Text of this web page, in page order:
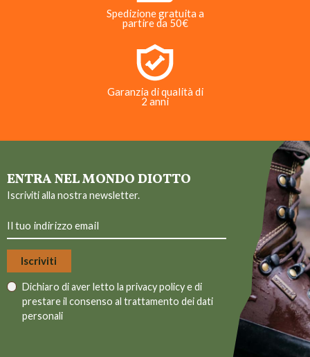
Spedizione gratuita a
partire da 50€
Garanzia di qualità di
2 anni
ENTRA NEL MONDO DIOTTO
Iscriviti alla nostra newsletter.
Dichiaro di aver letto la privacy policye di
prestare il consenso al trattamento dei dati
personali